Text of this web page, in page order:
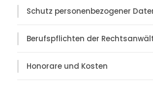
Schutz personenbezogener
Berufspflichten der
Honorare und Kosten